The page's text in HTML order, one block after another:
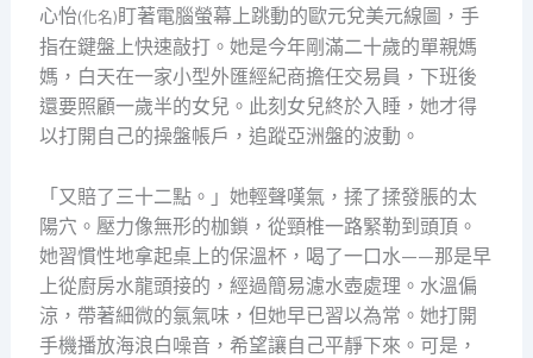
心怡(化名) 盯著電腦螢幕上跳動的歐元兌美元線圖，手
指在鍵盤上快速敲打。她是今年剛滿二十歲的單親媽
媽，白天在一家小型外匯經紀商擔任交易員，下班後
還要照顧一歲半的女兒。此刻女兒終於入睡，她才得
以打開自己的操盤帳戶，追蹤亞洲盤的波動。
「又賠了三十二點。」她輕聲嘆氣，揉了揉發脹的太
陽穴。壓力像無形的枷鎖，從頸椎一路緊勒到頭頂。
她習慣性地拿起桌上的保溫杯，喝了一口水——那是早
上從廚房水龍頭接的，經過簡易濾水壺處理。水溫偏
涼，帶著細微的氯氣味，但她早已習以為常。她打開
手機播放海浪白噪音，希望讓自己平靜下來。可是，